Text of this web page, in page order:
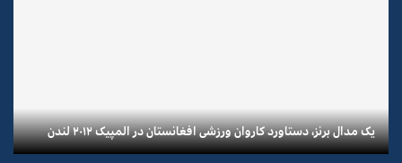
یک مدال برنز، دستاورد کاروان ورزشی افغانستان در المپیک ۲۰۱۲ لندن